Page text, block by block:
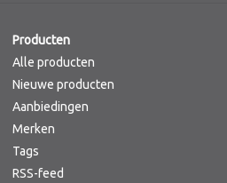
Producten
Alle producten
Nieuwe producten
Aanbiedingen
Merken
Tags
RSS-feed